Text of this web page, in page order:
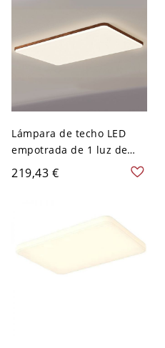
Regulación), Rectangular,
35.5" (90cm)
Lámpara de techo LED
empotrada de 1 luz de
hierro fundido con
pantalla acrílica para uso
cálida/blanca/neutra de
atenuación), rectangular
219,43 €